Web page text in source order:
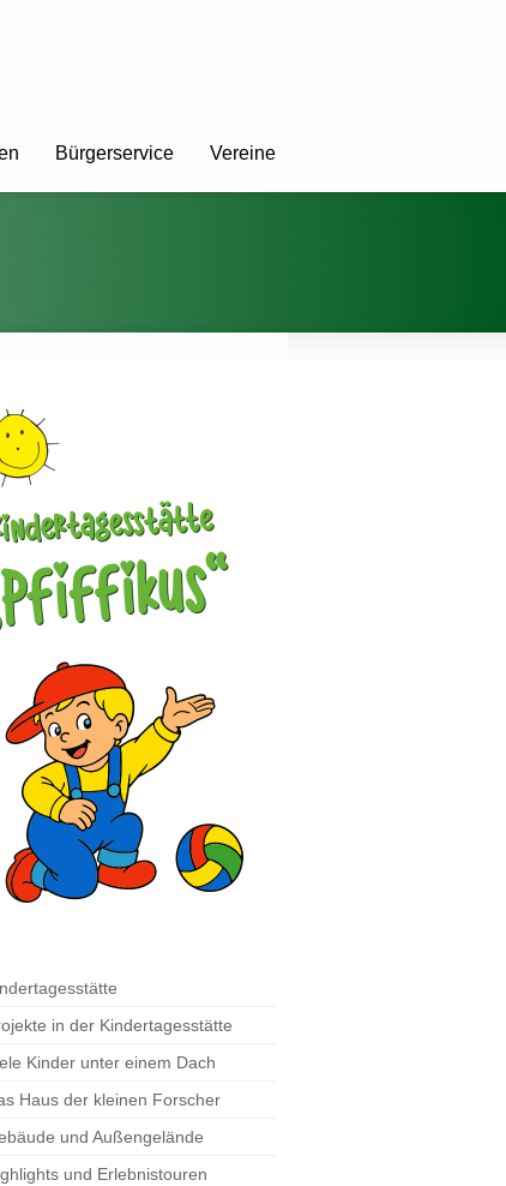
Bürgerservice Vereine
in der Kindertagesstätte
Kinder unter einem Dach
Haus der kleinen Forscher
und Außengelände
und Erlebnistouren